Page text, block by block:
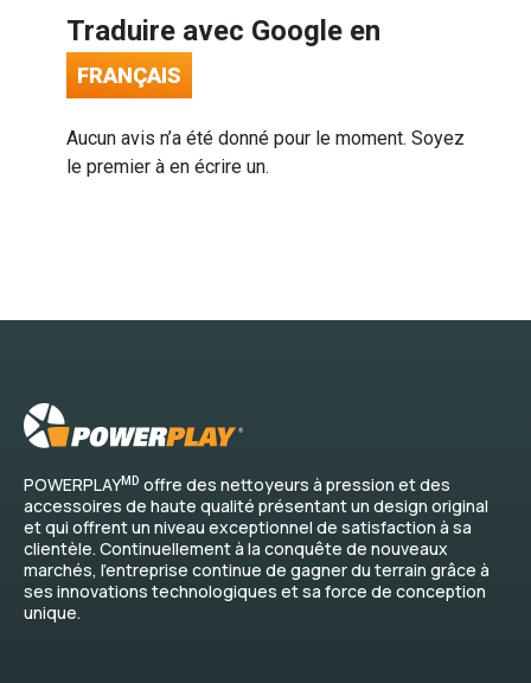
Traduire avec Google en
FRANÇAIS
Aucun avis n’a été donné pour le moment. Soyez
le premier à en écrire un.
POWERPLAYMD offre des nettoyeurs à pression et des
accessoires de haute qualité présentant un design original
et qui offrent un niveau exceptionnel de satisfaction à sa
clientèle. Continuellement à la conquête de nouveaux
marchés, l’entreprise continue de gagner du terrain grâce à
ses innovations technologiques et sa force de conception
unique.